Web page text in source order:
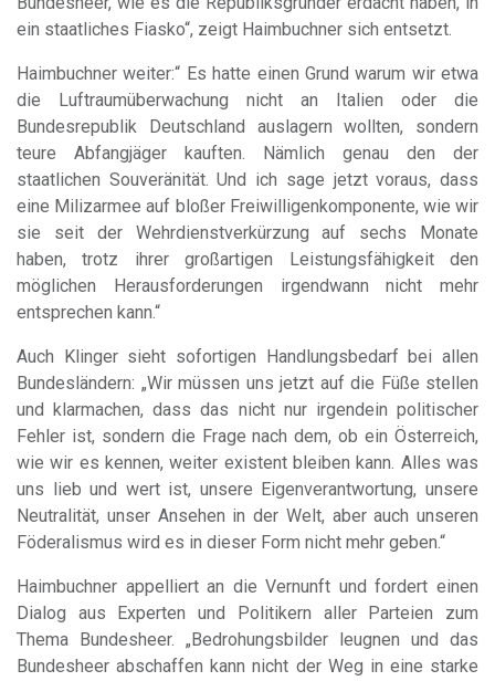
ein staatliches Fiasko“, zeigt Haimbuchner sich entsetzt.
Haimbuchner weiter:“ Es hatte einen Grund warum wir etwa
die Luftraumüberwachung nicht an Italien oder die
Bundesrepublik Deutschland auslagern wollten, sondern
teure Abfangjäger kauften. Nämlich genau den der
staatlichen Souveränität. Und ich sage jetzt voraus, dass
eine Milizarmee auf bloßer Freiwilligenkomponente, wie wir
sie seit der Wehrdienstverkürzung auf sechs Monate
haben, trotz ihrer großartigen Leistungsfähigkeit den
möglichen Herausforderungen irgendwann nicht mehr
entsprechen kann.“
Auch Klinger sieht sofortigen Handlungsbedarf bei allen
Bundesländern: „Wir müssen uns jetzt auf die Füße stellen
und klarmachen, dass das nicht nur irgendein politischer
Fehler ist, sondern die Frage nach dem, ob ein Österreich,
wie wir es kennen, weiter existent bleiben kann. Alles was
uns lieb und wert ist, unsere Eigenverantwortung, unsere
Neutralität, unser Ansehen in der Welt, aber auch unseren
Föderalismus wird es in dieser Form nicht mehr geben.“
Haimbuchner appelliert an die Vernunft und fordert einen
Dialog aus Experten und Politikern aller Parteien zum
Thema Bundesheer. „Bedrohungsbilder leugnen und das
Bundesheer abschaffen kann nicht der Weg in eine starke